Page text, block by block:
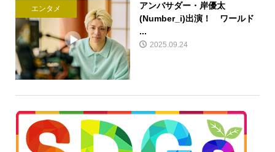
エンタメ
アンバサダー・岸優太
(Number_i)出演！ ワールド
...
2025.09.24